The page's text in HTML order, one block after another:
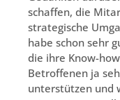
schaffen, die
strategische
habe schon sehr
die ihre Know-
Betroffenen ja
unterstützen und